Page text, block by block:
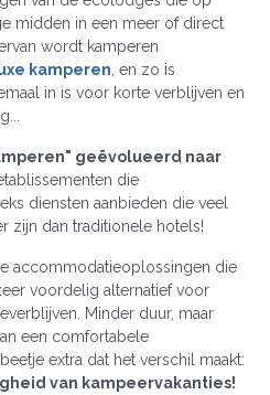
midden in een meer of direct
wordt kamperen
kamperen, en zo is
in is voor korte verblijven en
geëvolueerd naar
die
diensten aanbieden die veel
zijn dan traditionele hotels!
accommodatieoplossingen die
voordelig alternatief voor
Minder duur, maar
een comfortabele
extra dat het verschil maakt:
van kampeervakanties!